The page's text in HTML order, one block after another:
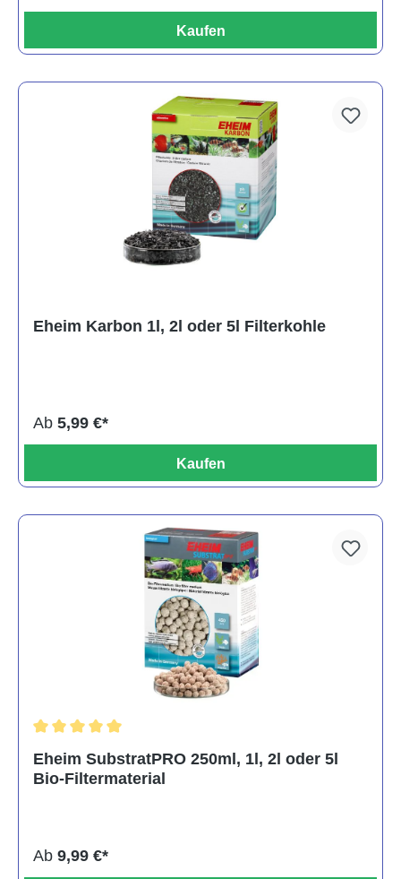
Kaufen
Eheim Karbon 1l, 2l oder 5l Filterkohle
Ab 5,99 €*
Kaufen
Eheim SubstratPRO 250ml, 1l, 2l oder 5l
Bio-Filtermaterial
Ab 9,99 €*